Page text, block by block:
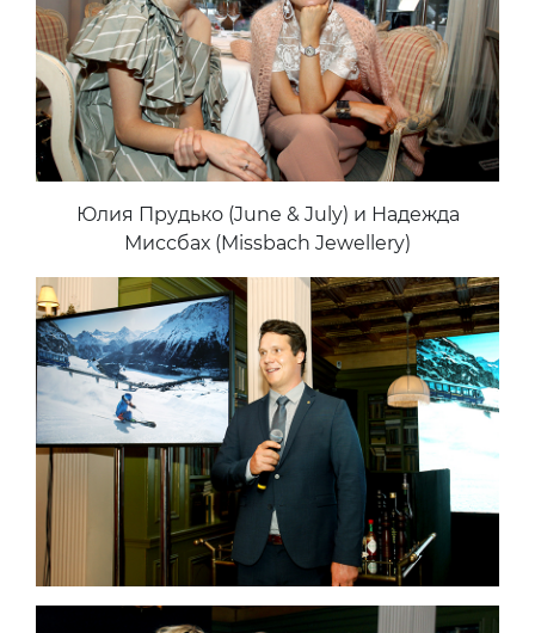
Юлия Прудько (June & July) и Надежда
Миссбах (Missbach Jewellery)